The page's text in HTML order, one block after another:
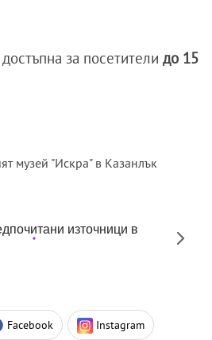
за посетители до 15
музей "Искра" в Казанлък
източници в
Facebook Instagram